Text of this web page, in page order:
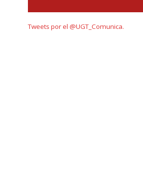
Tweets por el @UGT_Comunica.